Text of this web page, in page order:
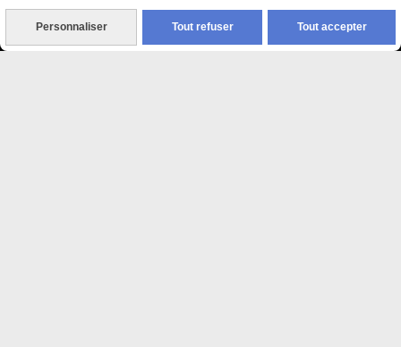

Paiement sécurisé
Personnaliser Tout refuser Tout accepter